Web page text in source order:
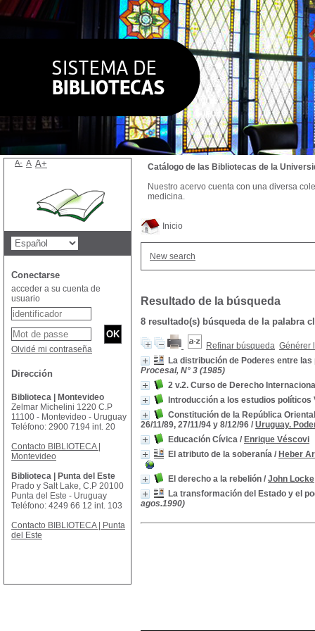
Inicio
New search
Resultado de la búsqueda
8 resultado(s) búsqueda de la palabra
Refinar búsqueda Générer
La distribución de Poderes entre
Procesal, N° 3 (1985)
2 v.2. Curso de Derecho
Introducción a los estudios políticos
Constitución de la República
26/11/89, 27/11/94 y 8/12/96 / Uruguay.
Educación Cívica / Enrique Véscovi
El atributo de la soberanía / Heber
El derecho a la rebelión / John Locke
La transformación del Estado y el
agos.1990)
Catálogo de las Bibliotecas de la
Nuestro acervo cuenta con una diversa
medicina.
A- A A+
Conectarse
acceder a su cuenta de
usuario
Olvidé mi contraseña
Dirección
Biblioteca | Montevideo
Zelmar Michelini 1220 C.P
11100 - Montevideo - Uruguay
Teléfono: 2900 7194 int. 20
Contacto BIBLIOTECA |
Montevideo
Biblioteca | Punta del Este
Prado y Salt Lake, C.P 20100
Punta del Este - Uruguay
Teléfono: 4249 66 12 int. 103
Contacto BIBLIOTECA | Punta
del Este